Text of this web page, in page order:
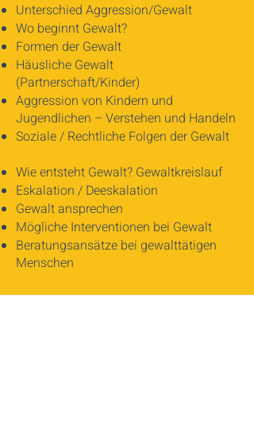
Unterschied Aggression/Gewalt
Wo beginnt Gewalt?
Formen der Gewalt
Häusliche Gewalt
(Partnerschaft/Kinder)
Aggression von Kindern und
Jugendlichen – Verstehen und Handeln
Soziale / Rechtliche Folgen der Gewalt
Wie entsteht Gewalt? Gewaltkreislauf
Eskalation / Deeskalation
Gewalt ansprechen
Mögliche Interventionen bei Gewalt
Beratungsansätze bei gewalttätigen
Menschen